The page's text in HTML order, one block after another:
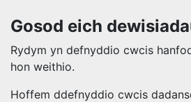
Gosod eich
Rydym yn defnyddio cwcis
hon weithio.
Hoffem ddefnyddio cwcis